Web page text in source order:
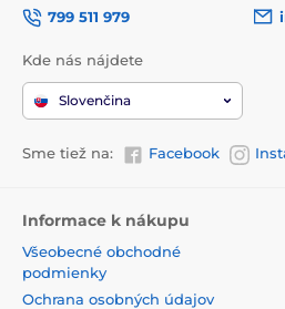
799 511 979
Kde nás nájdete
Slovenčina
Sme tiež na: Facebook
Informace k nákupu
Všeobecné obchodné
podmienky
Ochrana osobných údajov